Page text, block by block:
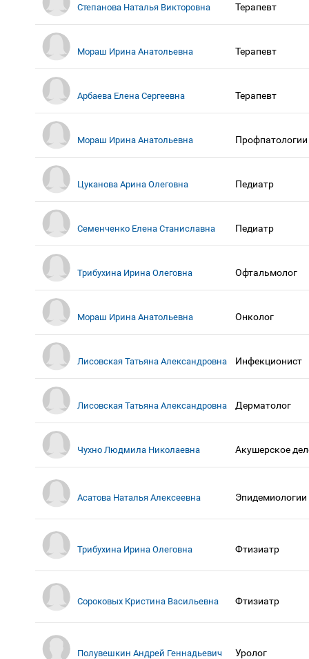
Степанова Наталья Викторовна Терапевт
Мораш Ирина Анатольевна Терапевт
Арбаева Елена Сергеевна Терапевт
Мораш Ирина Анатольевна Профпатологии
Цуканова Арина Олеговна Педиатр
Семенченко Елена Станиславна Педиатр
Трибухина Ирина Олеговна Офтальмолог
Мораш Ирина Анатольевна Онколог
Лисовская Татьяна Александровна Инфекционист
Лисовская Татьяна Александровна Дерматолог
Чухно Людмила Николаевна Акушерское
Асатова Наталья Алексеевна Эпидемиологии
Трибухина Ирина Олеговна Фтизиатр
Сороковых Кристина Васильевна Фтизиатр
Полувешкин Андрей Геннадьевич Уролог